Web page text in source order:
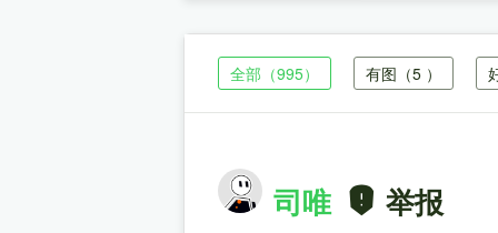
全部 （995） 有图 （5 ）
司唯
举报